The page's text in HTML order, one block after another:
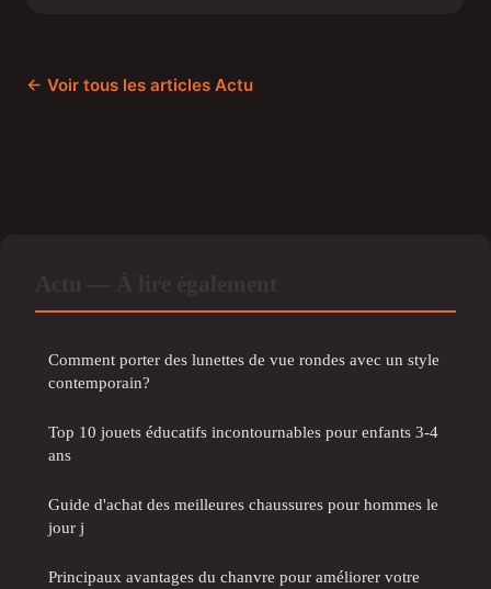
← Voir tous les articles Actu
Comment porter des lunettes de vue rondes avec un style
contemporain?
Top 10 jouets éducatifs incontournables pour enfants 3-4
ans
Guide d'achat des meilleures chaussures pour hommes le
jour j
Principaux avantages du chanvre pour améliorer votre